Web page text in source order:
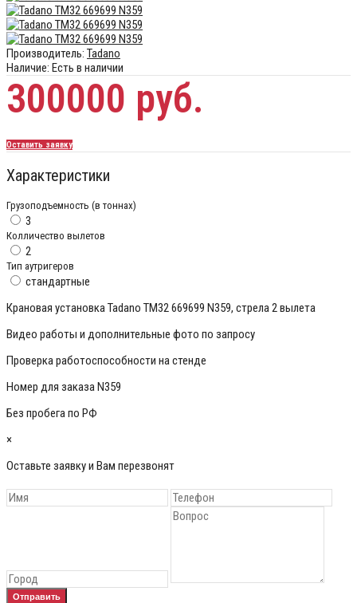
Производитель: Tadano
Наличие: Есть в наличии
300000 руб.
Оставить заявку
Характеристики
Грузоподъемность (в тоннах)
3
Колличество вылетов
2
Тип аутригеров
стандартные
Крановая установка Tadano TM32 669699 N359, стрела 2 вылета
Видео работы и дополнительные фото по запросу
Проверка работоспособности на стенде
Номер для заказа N359
Без пробега по РФ
×
Оставьте заявку и Вам перезвонят
Отправить